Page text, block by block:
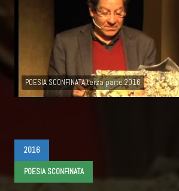
POESIA SCONFINATA terza parte 2016
2016
POESIA SCONFINATA